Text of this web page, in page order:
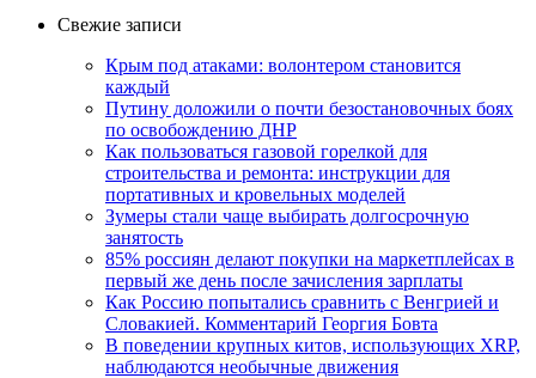
Свежие записи
Крым под атаками: волонтером становится
каждый
Путину доложили о почти безостановочных боях
по освобождению ДНР
Как пользоваться газовой горелкой для
строительства и ремонта: инструкции для
портативных и кровельных моделей
Зумеры стали чаще выбирать долгосрочную
занятость
85% россиян делают покупки на маркетплейсах в
первый же день после зачисления зарплаты
Как Россию попытались сравнить с Венгрией и
Словакией. Комментарий Георгия Бовта
В поведении крупных китов, использующих XRP,
наблюдаются необычные движения